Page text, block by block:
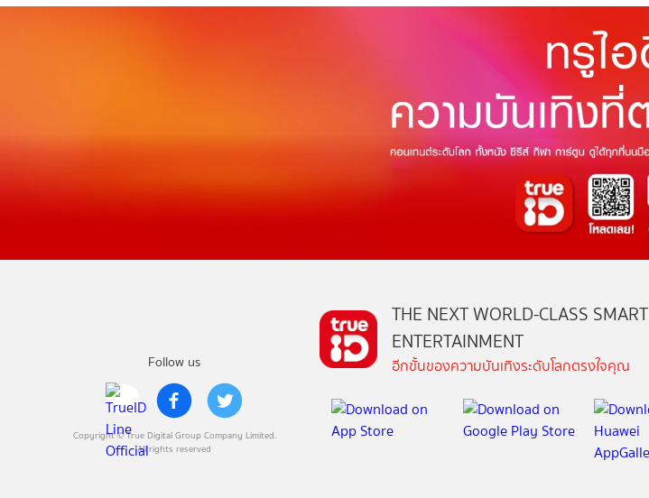
Follow us
Copyright © True Digital Group Company Limited.
All rights reserved
THE NEXT WORLD-CLASS SMART
ENTERTAINMENT
อีกขั้นของความบันเทิงระดับโลกตรงใจคุณ